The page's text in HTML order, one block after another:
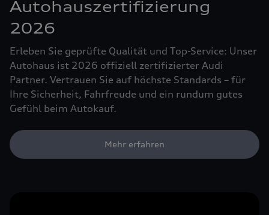
Autohauszertifizierung
2026
Erleben Sie geprüfte Qualität und Top-Service: Unser
Autohaus ist 2026 offiziell zertifizierter Audi
Partner. Vertrauen Sie auf höchste Standards – für
Ihre Sicherheit, Fahrfreude und ein rundum gutes
Gefühl beim Autokauf.
Mehr erfahren